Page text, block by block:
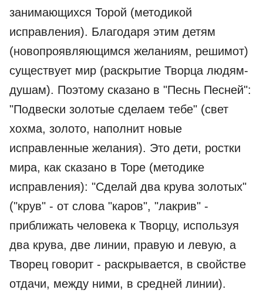
занимающихся Торой (методикой
исправления). Благодаря этим детям
(новопроявляющимся желаниям, решимот)
существует мир (раскрытие Творца людям-
душам). Поэтому сказано в "Песнь Песней":
"Подвески золотые сделаем тебе" (свет
хохма, золото, наполнит новые
исправленные желания). Это дети, ростки
мира, как сказано в Торе (методике
исправления): "Сделай два крува золотых"
("крув" - от слова "каров", "лакрив" -
приближать человека к Творцу, используя
два крува, две линии, правую и левую, а
Творец говорит - раскрывается, в свойстве
отдачи, между ними, в средней линии).